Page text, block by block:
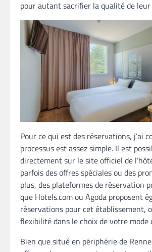
pour autant sacrifier la qualité de leur
Pour ce qui est des réservations, j’ai
processus est assez simple. Il est
directement sur le site officiel de
parfois des offres spéciales ou des
plus, des plateformes de réservation
que Hotels.com ou Agoda proposent
réservations pour cet établissement,
flexibilité dans le choix de votre mode
Bien que situé en périphérie de